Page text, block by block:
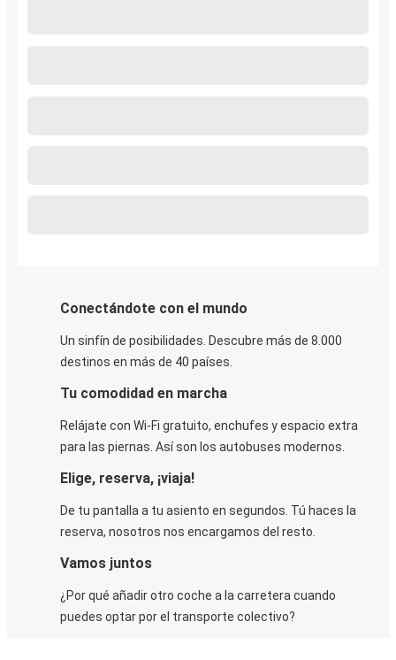
Conectándote con el mundo
Un sinfín de posibilidades. Descubre más de 8.000
destinos en más de 40 países.
Tu comodidad en marcha
Relájate con Wi-Fi gratuito, enchufes y espacio extra
para las piernas. Así son los autobuses modernos.
Elige, reserva, ¡viaja!
De tu pantalla a tu asiento en segundos. Tú haces la
reserva, nosotros nos encargamos del resto.
Vamos juntos
¿Por qué añadir otro coche a la carretera cuando
puedes optar por el transporte colectivo?